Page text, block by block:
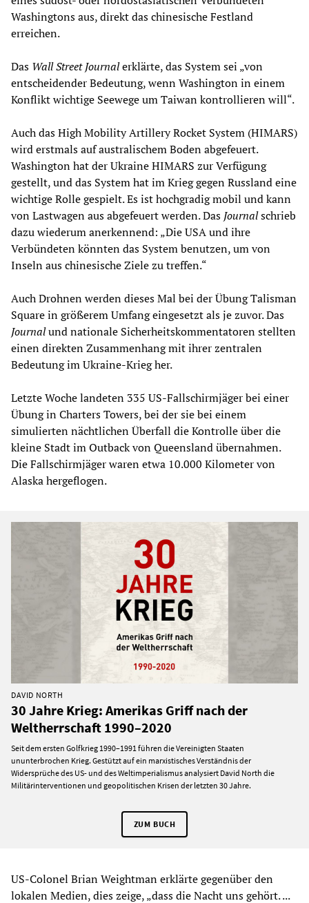
Washingtons aus, direkt das chinesische Festland
erreichen.
Das Wall Street Journalerklärte, das System sei „von
entscheidender Bedeutung, wenn Washington in einem
Konflikt wichtige Seewege um Taiwan kontrollieren will“.
Auch das High Mobility Artillery Rocket System (HIMARS)
wird erstmals auf australischem Boden abgefeuert.
Washington hat der Ukraine HIMARS zur Verfügung
gestellt, und das System hat im Krieg gegen Russland eine
wichtige Rolle gespielt. Es ist hochgradig mobil und kann
von Lastwagen aus abgefeuert werden. Das Journalschrieb
dazu wiederum anerkennend: „Die USA und ihre
Verbündeten könnten das System benutzen, um von
Inseln aus chinesische Ziele zu treffen.“
Auch Drohnen werden dieses Mal bei der Übung Talisman
Square in größerem Umfang eingesetzt als je zuvor. Das
Journalund nationale Sicherheitskommentatoren stellten
einen direkten Zusammenhang mit ihrer zentralen
Bedeutung im Ukraine-Krieg her.
Letzte Woche landeten 335 US-Fallschirmjäger bei einer
Übung in Charters Towers, bei der sie bei einem
simulierten nächtlichen Überfall die Kontrolle über die
kleine Stadt im Outback von Queensland übernahmen.
Die Fallschirmjäger waren etwa 10.000 Kilometer von
Alaska hergeflogen.
DAVID NORTH
30 Jahre Krieg: Amerikas Griff nach der
Weltherrschaft 1990–2020
Seit dem ersten Golfkrieg 1990–1991 führen die Vereinigten Staaten
ununterbrochen Krieg. Gestützt auf ein marxistisches Verständnis der
Widersprüche des US- und des Weltimperialismus analysiert David North die
Militärinterventionen und geopolitischen Krisen der letzten 30 Jahre.
ZUM BUCH
US-Colonel Brian Weightman erklärte gegenüber den
lokalen Medien, dies zeige, „dass die Nacht uns gehört. ...